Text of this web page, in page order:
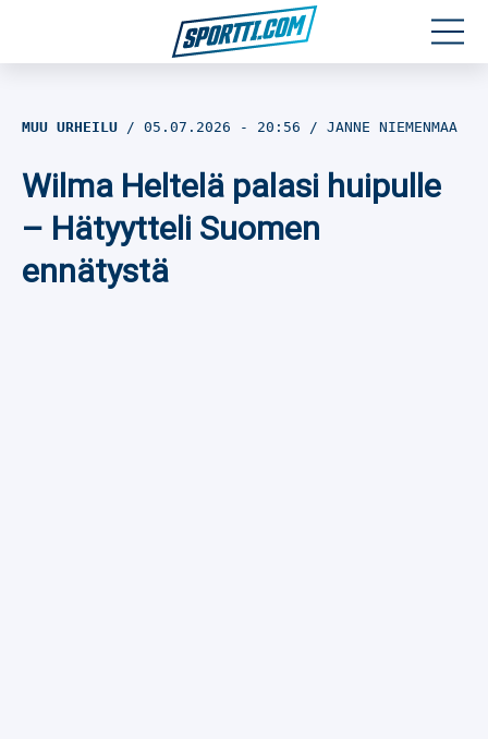
Jalkapallo
Yleisurheilu
MUU URHEILU 05.07.2026 - 20:56 JANNE NIEMENMAA
Wilma Heltelä palasi huipulle
– Hätyytteli Suomen
ennätystä